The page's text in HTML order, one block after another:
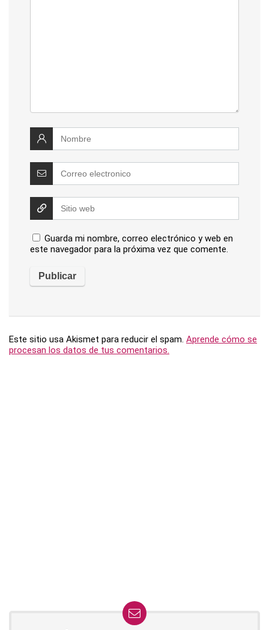
Guarda mi nombre, correo electrónico y web en
este navegador para la próxima vez que comente.
Este sitio usa Akismet para reducir el spam. Aprende cómo se
procesan los datos de tus comentarios.